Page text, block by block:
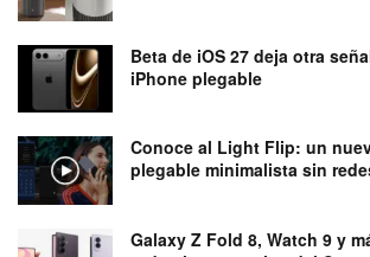
Beta de iOS 27 deja otra
iPhone plegable
Conoce al Light Flip: un
plegable minimalista sin
Galaxy Z Fold 8, Watch 9 y